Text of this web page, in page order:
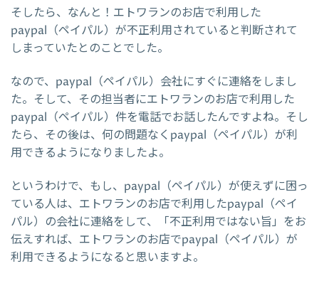
そしたら、なんと！エトワランのお店で利用した
paypal（ペイパル）が不正利用されていると判断されて
しまっていたとのことでした。
なので、paypal（ペイパル）会社にすぐに連絡をしまし
た。そして、その担当者にエトワランのお店で利用した
paypal（ペイパル）件を電話でお話したんですよね。そし
たら、その後は、何の問題なくpaypal（ペイパル）が利
用できるようになりましたよ。
というわけで、もし、paypal（ペイパル）が使えずに困っ
ている人は、エトワランのお店で利用したpaypal（ペイ
パル）の会社に連絡をして、「不正利用ではない旨」をお
伝えすれば、エトワランのお店でpaypal（ペイパル）が
利用できるようになると思いますよ。